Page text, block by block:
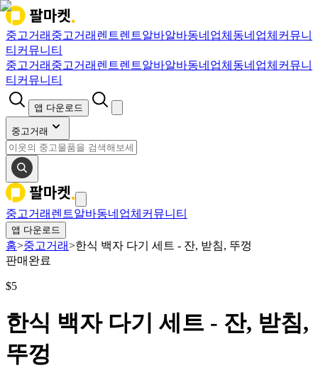
중고거래 중고거래 렌트렌트알바알바동네업체 동네업체 커뮤니
티 커뮤니티
중고거래 중고거래 렌트렌트알바알바동네업체 동네업체 커뮤니
티 커뮤니티
앱 다운로드
중고거래
중고거래 렌트알바동네업체 커뮤니티
앱 다운로드
홈>중고거래>한식 백자 다기 세트 - 잔, 받침, 뚜껑
판매완료
$5
한식 백자 다기 세트 - 잔, 받침,
뚜껑